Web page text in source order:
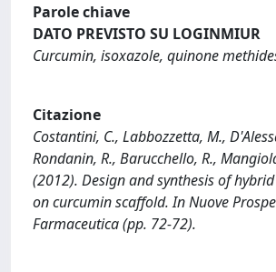
Parole chiave
DATO PREVISTO SU LOGINMIUR
Curcumin, isoxazole, quinone
Citazione
Costantini, C., Labbozzetta, M.,
Rondanin, R., Barucchello, R.,
(2012). Design and synthesis of
on curcumin scaffold. In Nuove
Farmaceutica (pp. 72-72).